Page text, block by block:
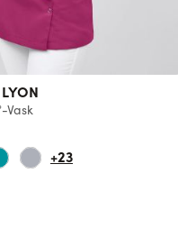
Vask
+23